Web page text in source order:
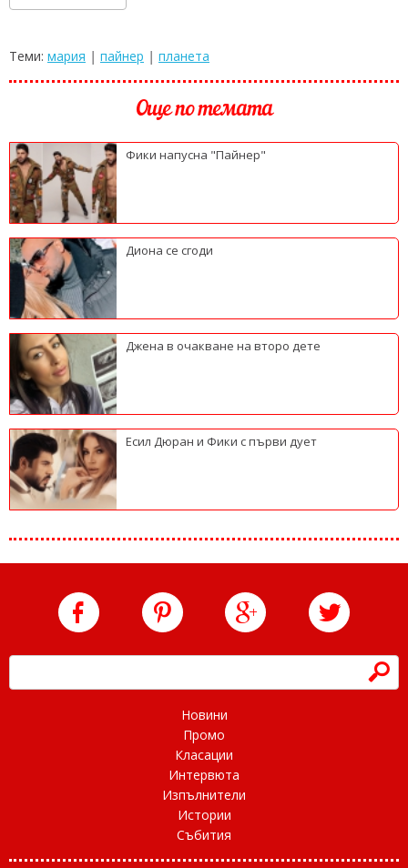
Теми: мария | пайнер | планета
Още по темата
Фики напусна "Пайнер"
Диона се сгоди
Джена в очакване на второ дете
Есил Дюран и Фики с първи дует
h
Новини
Промо
Класации
Интервюта
Изпълнители
Истории
Събития